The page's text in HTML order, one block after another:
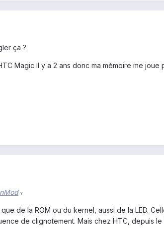
ça ?
Magic il y a 2 ans donc ma mémoire me joue
?
de la ROM ou du kernel, aussi de la LED.
de clignotement. Mais chez HTC, depuis